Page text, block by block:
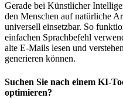
Gerade bei Künstlicher
den Menschen auf natürliche
universell einsetzbar. So
einfachen Sprachbefehl
alte E-Mails lesen und
generieren können.
Suchen Sie nach einem KI-
optimieren?